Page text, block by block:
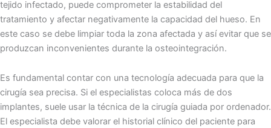
tejido infectado, puede comprometer la estabilidad del
tratamiento y afectar negativamente la capacidad del hueso. En
este caso se debe limpiar toda la zona afectada y así evitar que se
produzcan inconvenientes durante la osteointegración.
Es fundamental contar con una tecnología adecuada para que la
cirugía sea precisa. Si el especialistas coloca más de dos
implantes, suele usar la técnica de la cirugía guiada por ordenador.
El especialista debe valorar el historial clínico del paciente para